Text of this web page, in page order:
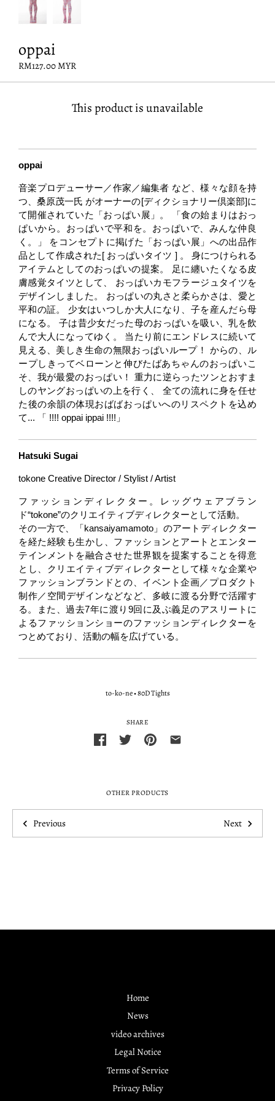
oppai
RM127.00 MYR
This product is unavailable
oppai
音楽プロデューサー／作家／編集者 など、様々な顔を持
つ、桑原茂一氏 がオーナーの[ディクショナリー倶楽部]に
て開催されていた「おっぱい展」。 「食の始まりはおっ
ぱいから。おっぱいで平和を。おっぱいで、みんな仲良
く。」 をコンセプトに掲げた「おっぱい展」への出品作
品として作成された[ おっぱいタイツ ] 。 身につけられる
アイテムとしてのおっぱいの提案。 足に纏いたくなる皮
膚感覚タイツとして、 おっぱいカモフラージュタイツを
デザインしました。 おっぱいの丸さと柔らかさは、愛と
平和の証。 少女はいつしか大人になり、子を産んだら母
になる。 子は昔少女だった母のおっぱいを吸い、乳を飲
んで大人になってゆく。 当たり前にエンドレスに続いて
見える、美しき生命の無限おっぱいループ！ からの、ル
ープしきってベローンと伸びたばあちゃんのおっぱいこ
そ、我が最愛のおっぱい！ 重力に逆らったツンとおすま
しのヤングおっぱいの上を行く、 全ての流れに身を任せ
た後の余韻の体現おばばおっぱいへのリスペクトを込め
て... 「 !!!! oppai ippai !!!!」
Hatsuki Sugai
tokone Creative Director / Stylist / Artist
ファッションディレクター。レッグウェアブラン
ド“tokone”のクリエイティブディレクターとして活動。
その一方で、「kansaiyamamoto」のアートディレクター
を経た経験も生かし、ファッションとアートとエンター
テインメントを融合させた世界観を提案することを得意
とし、クリエイティブディレクターとして様々な企業や
ファッションブランドとの、イベント企画／プロダクト
制作／空間デザインなどなど、多岐に渡る分野で活躍す
る。また、過去7年に渡り9回に及ぶ義足のアスリートに
よるファッションショーのファッションディレクターを
つとめており、活動の幅を広げている。
to-ko-ne•80D Tights
SHARE
OTHER PRODUCTS
Previous Next
Home
News
video archives
Legal Notice
Terms of Service
Privacy Policy